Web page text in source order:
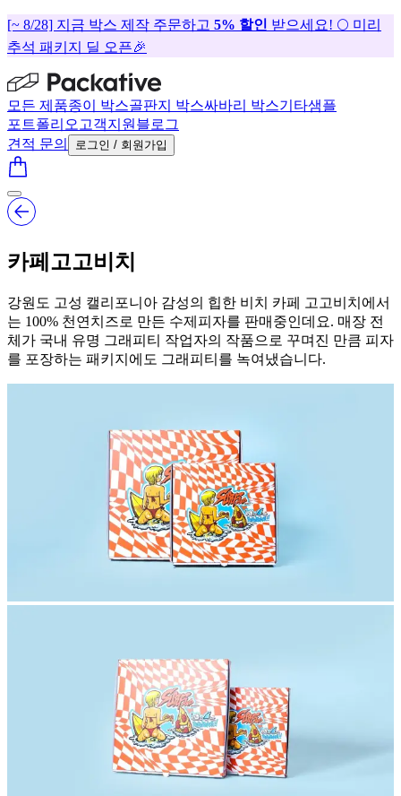
[~ 8/28] 지금 박스 제작 주문하고 5% 할인 받으세요! 🌕 미리
추석 패키지 딜 오픈🎉
모든 제품종이 박스골판지 박스싸바리 박스기타샘플
포트폴리오 고객지원 블로그
견적 문의
로그인 / 회원가입
카페고고비치
강원도 고성 캘리포니아 감성의 힙한 비치 카페 고고비치에서
는 100% 천연치즈로 만든 수제피자를 판매중인데요. 매장 전
체가 국내 유명 그래피티 작업자의 작품으로 꾸며진 만큼 피자
를 포장하는 패키지에도 그래피티를 녹여냈습니다.